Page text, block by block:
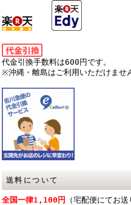
代金引換手数料は600円です。
※沖縄・離島はご利用いただけませ
送料について
全国一律1,100円
（宅配便にてお送